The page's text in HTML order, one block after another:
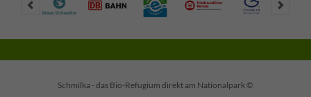
Schmilka - das Bio-Refugium direkt am Nationalpark ©